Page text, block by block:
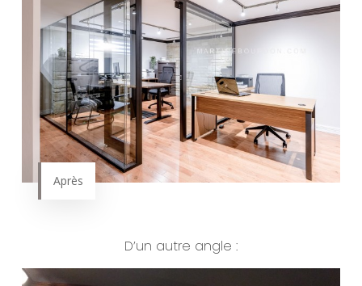
Après
D’un autre angle :